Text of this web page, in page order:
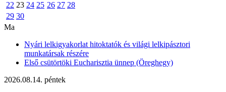
22 23 24 25 26 27 28
29 30
Ma
Nyári lelkigyakorlat hitoktatók és világi lelkipásztori
munkatársak részére
Első csütörtöki Eucharisztia ünnep (Öreghegy)
2026.08.14. péntek